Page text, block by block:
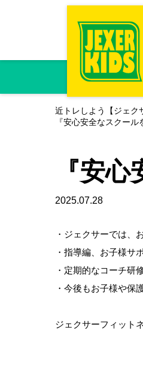
近トレしよう【ジェク
『安心安全なスクール
『安
2025.07.28
・ジェクサーでは、
・指導編、お子様サ
・定期的なコーチ研
・今後もお子様や保
ジェクサーフィット